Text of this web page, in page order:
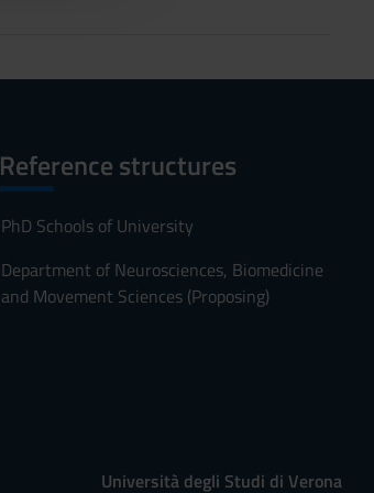
Reference structures
PhD Schools of University
Department of Neurosciences, Biomedicine
and Movement Sciences (Proposing)
Università degli Studi di Verona